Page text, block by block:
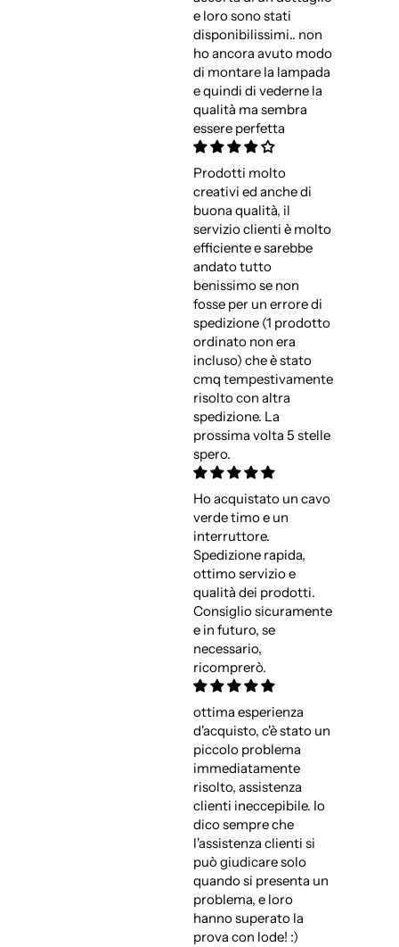
e loro sono stati
disponibilissimi.. non
ho ancora avuto modo
di montare la lampada
e quindi di vederne la
qualità ma sembra
essere perfetta
Prodotti molto
creativi ed anche di
buona qualità, il
servizio clienti è molto
efficiente e sarebbe
andato tutto
benissimo se non
fosse per un errore di
spedizione (1 prodotto
ordinato non era
incluso) che è stato
cmq tempestivamente
risolto con altra
spedizione. La
prossima volta 5 stelle
spero.
Ho acquistato un cavo
verde timo e un
interruttore.
Spedizione rapida,
ottimo servizio e
qualità dei prodotti.
Consiglio sicuramente
e in futuro, se
necessario,
ricomprerò.
ottima esperienza
d'acquisto, c'è stato un
piccolo problema
immediatamente
risolto, assistenza
clienti ineccepibile. Io
dico sempre che
l'assistenza clienti si
può giudicare solo
quando si presenta un
problema, e loro
hanno superato la
prova con lode! :)